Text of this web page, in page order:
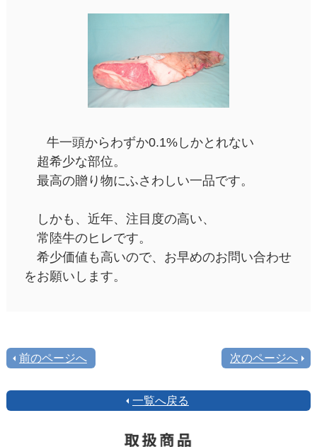
牛一頭からわずか0.1%しかとれない
超希少な部位。
最高の贈り物にふさわしい一品です。
しかも、近年、注目度の高い、
常陸牛のヒレです。
希少価値も高いので、お早めのお問い合わせ
をお願いします。
前のページへ 次のページへ
一覧へ戻る